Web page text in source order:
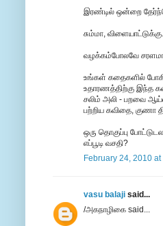
இரண்டில் ஒன்றை
சும்மா,
வழக்கம்போலவே
உங்கள் கதைகளில்
உதாரணத்திற்கு இந்த
சலிம் அலி - பறவை
பற்றிய கவிதை, குணா
ஒரு தொகுப்பு
எப்பூடி வசதி?
February 24, 2010 at
vasu balaji said...
/அகநாழிகை said...